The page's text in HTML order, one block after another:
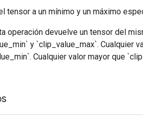
tensor a un mínimo y un máximo
operación devuelve un tensor del
y `clip_value_max`. Cualquier
Cualquier valor mayor que